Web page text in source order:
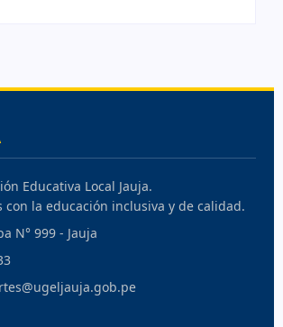
Educativa Local Jauja.
con la educación inclusiva y de calidad.
N° 999 - Jauja